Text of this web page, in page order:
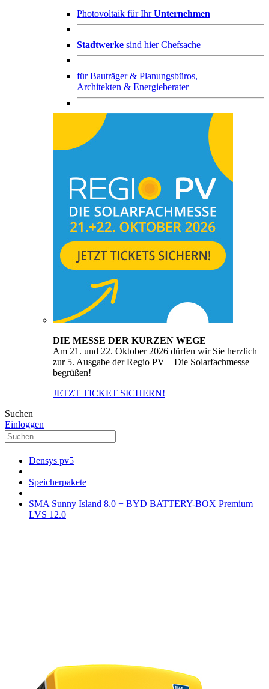
Photovoltaik für IhrUnternehmen
Stadtwerke sind hier Chefsache
fürBauträger & Planungsbüros,
Architekten & Energieberater
DIE MESSE DER KURZEN WEGE
Am 21. und 22. Oktober 2026 dürfen wir Sie herzlich
zur 5. Ausgabe der Regio PV – Die Solarfachmesse
begrüßen!
JETZT TICKET SICHERN!
Suchen
Einloggen
Densys pv5
Speicherpakete
SMA Sunny Island 8.0 + BYD BATTERY-BOX Premium
LVS 12.0